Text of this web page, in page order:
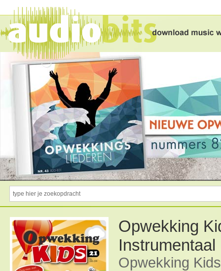
Opwekking
Instrumentaal
Opwekking Kids